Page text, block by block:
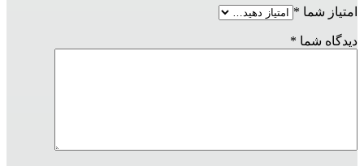
امتیاز شما *
دیدگاه شما *